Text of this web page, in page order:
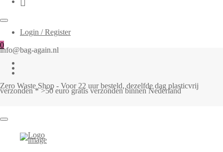
Login / Register
0
info@bag-again.nl
Zero Waste Shop - Voor 22 uur besteld, dezelfde dag plasticvrij
verzonden * >50 euro gratis verzonden binnen Nederland